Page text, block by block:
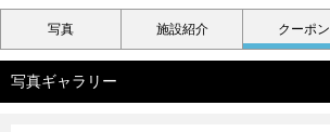
写真 施設紹介 クーポン
写真ギャラリー